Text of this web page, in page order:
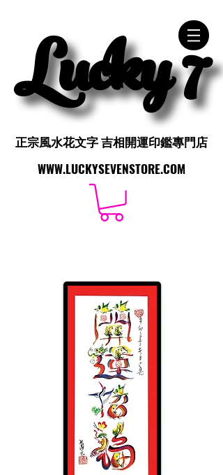
Lucky 7
Lucky 7
正宗風水花文字 吉相開運印鑑專門店
正宗風水花文字 吉相開運印鑑專門店
WWW.LUCKYSEVENSTORE.COM
WWW.LUCKYSEVENSTORE.COM